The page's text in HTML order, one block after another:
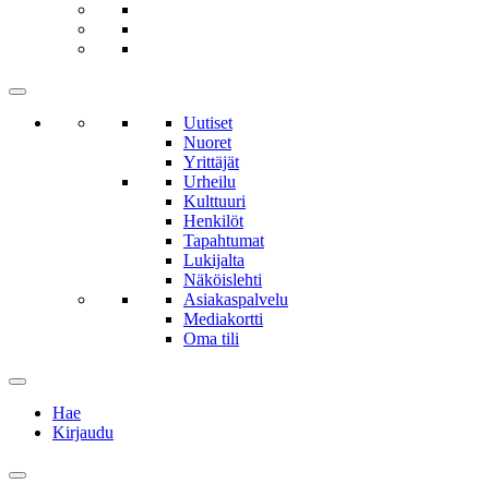
Uutiset
Nuoret
Yrittäjät
Urheilu
Kulttuuri
Henkilöt
Tapahtumat
Lukijalta
Näköislehti
Asiakaspalvelu
Mediakortti
Oma tili
Hae
Kirjaudu